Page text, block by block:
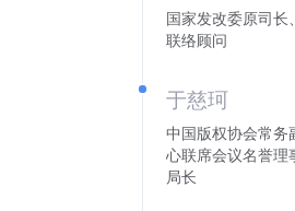
国家发改委原司
联络顾问
于慈珂
中国版权协会常务
心联席会议名誉理
局长